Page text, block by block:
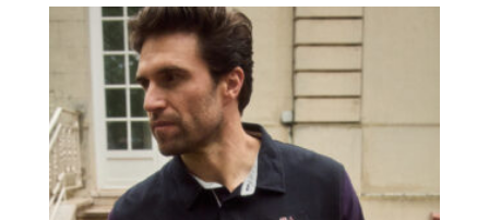
était :
95,00 €.
est :
39,00 €.